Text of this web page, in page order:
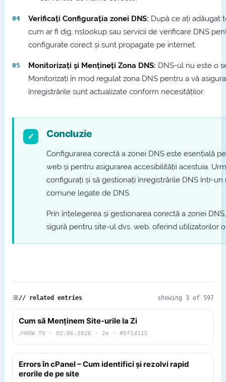
Verificați Configurația zonei DNS: După ce ați adăugat
cum ar fi dig, nslookup sau servicii de verificare DNS
configurate corect și sunt propagate pe internet.
Monitorizați și Mențineți Zona DNS: DNS-ul nu este o
Monitorizați în mod regulat zona DNS pentru a vă
înregistrările sunt actualizate conform necesităților.
Concluzie
Configurarea corectă a zonei DNS este esențială
web și pentru asigurarea accesibilității acestuia.
configurați și să gestionați înregistrările DNS într-
comune legate de DNS.
Prin înțelegerea și gestionarea corectă a zonei
sigură pentru site-ul dvs. web, oferind utilizatorilor
// related entries showing 3 of 597
Cum să Menținem Site-urile la Zi
HOW TO · 02.06.2026 · 2m · #5f1d115
Errors în cPanel – Cum identifici și rezolvi rapid
erorile de pe site